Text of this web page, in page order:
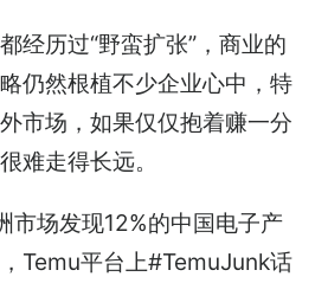
经历过“野蛮扩张”，商业的
仍然根植不少企业心中，特
市场，如果仅仅抱着赚一分
难走得长远。
市场发现12%的中国电子产
Temu平台上#TemuJunk话